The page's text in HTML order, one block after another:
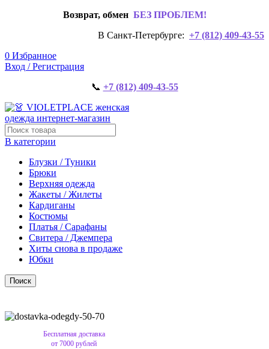
Возврат, обмен БЕЗ ПРОБЛЕМ!
В Санкт-Петербурге: +7 (812) 409-43-55
0 Избранное
Вход / Регистрация
📞 +7 (812) 409-43-55
В категории
Блузки / Туники
Брюки
Верхняя одежда
Жакеты / Жилеты
Кардиганы
Костюмы
Платья / Сарафаны
Свитера / Джемпера
Хиты снова в продаже
Юбки
Поиск
Бесплатная доставка
от 7000 рублей